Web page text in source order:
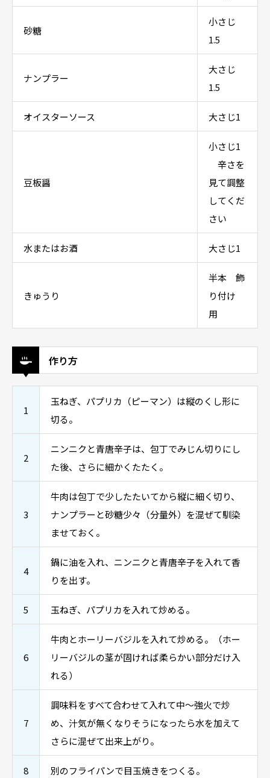
砂糖
小さじ
1.5
ナンプラー
大さじ
1.5
オイスターソース 大さじ1
豆板醤
小さじ1
辛さを
見て調整
してくだ
さい
水またはお酒 大さじ1
きゅうり
半本 飾
り付け
用
作り方
1
玉ねぎ、パプリカ（ピーマン）は縦のくし形に
切る。
2
ニンニクと青唐辛子は、包丁でみじん切りにし
た後、さらに細かくたたく。
3
牛肉は包丁で少したたいてから縦に細く切り、
ナンプラーと砂糖少々（分量外）を混ぜて馴染
ませておく。
4
鍋に油を入れ、ニンニクと青唐辛子を入れて香
りを出す。
5 玉ねぎ、パプリカを入れて炒める。
6
牛肉とホーリーバジルを入れて炒める。（ホー
リーバジルの茎が固ければ柔らかい部分だけ入
れる）
7
調味料をすべて合わせて入れて中～強火で炒
め、汁気が無くなりそうになったら水を加えて
さらに混ぜて出来上がり。
8 別のフライパンで目玉焼きをつくる。